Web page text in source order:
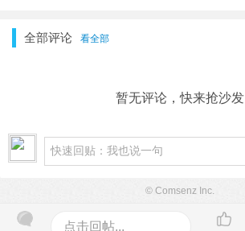
全部评论 看全部
暂无评论，快来抢沙发
点击回帖...
© Comsenz Inc.